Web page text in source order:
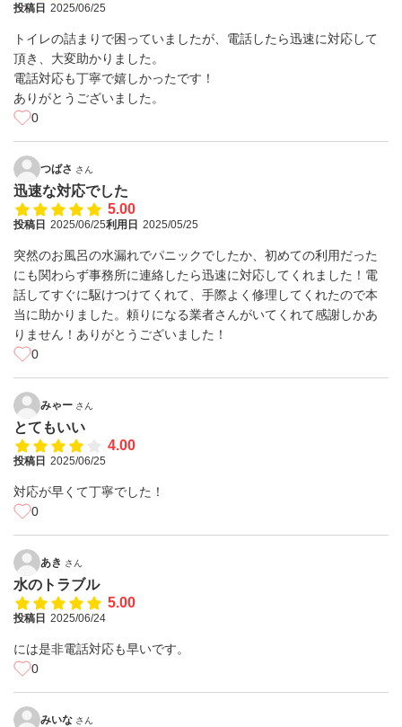
投稿日 2025/06/25
トイレの詰まりで困っていましたが、電話したら迅速に対応して
頂き、大変助かりました。
電話対応も丁寧で嬉しかったです！
ありがとうございました。
0
つばさ さん
迅速な対応でした
5.00
投稿日 2025/06/25利用日 2025/05/25
突然のお風呂の水漏れでパニックでしたか、初めての利用だった
にも関わらず事務所に連絡したら迅速に対応してくれました！電
話してすぐに駆けつけてくれて、手際よく修理してくれたので本
当に助かりました。頼りになる業者さんがいてくれて感謝しかあ
りません！ありがとうございました！
0
みゃー さん
とてもいい
4.00
投稿日 2025/06/25
対応が早くて丁寧でした！
0
あき さん
水のトラブル
5.00
投稿日 2025/06/24
には是非電話対応も早いです。
0
みいな さん